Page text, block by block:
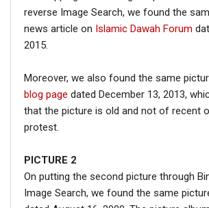
reverse Image Search, we found the
news article on Islamic Dawah Forum
2015.
Moreover, we also found the same
blog page dated December 13, 2013,
that the picture is old and not of recent
protest.
PICTURE 2
On putting the second picture through
Image Search, we found the same